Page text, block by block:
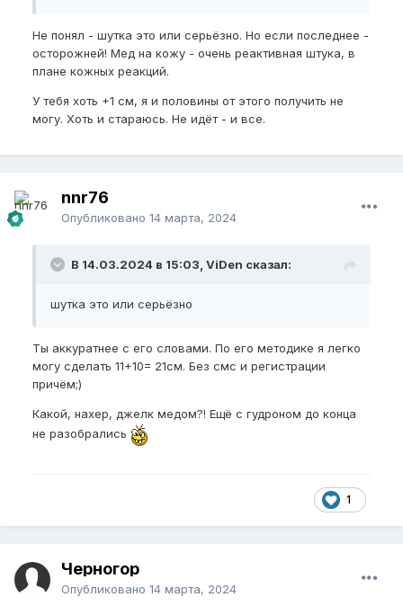
Не понял - шутка это или серьёзно. Но если последнее -
осторожней! Мед на кожу - очень реактивная штука, в
плане кожных реакций.
У тебя хоть +1 см, я и половины от этого получить не
могу. Хоть и стараюсь. Не идёт - и все.
nnr76
Опубликовано 14 марта, 2024
В 14.03.2024 в 15:03, ViDen сказал:
шутка это или серьёзно
Ты аккуратнее с его словами. По его методике я легко
могу сделать 11+10= 21см. Без смс и регистрации
причём;)
Какой, нахер, джелк медом?! Ещё с гудроном до конца
не разобрались
1
Черногор
Опубликовано 14 марта, 2024